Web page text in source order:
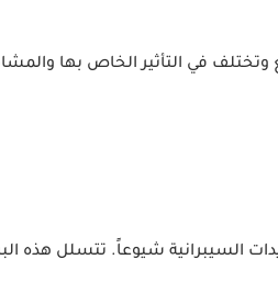
وتختلف في التأثير الخاص بها
السيبرانية شيوعاً. تتسلل هذه